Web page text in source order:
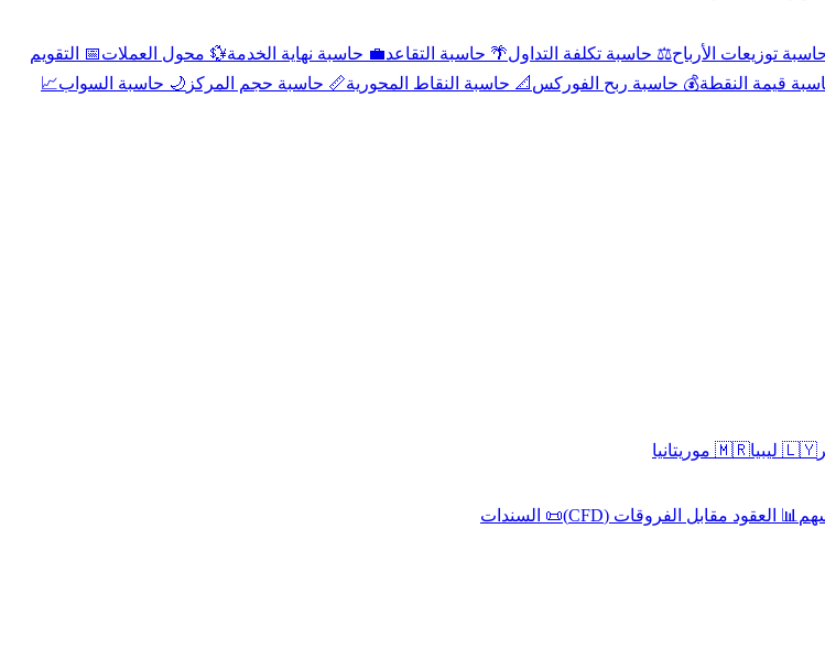
توزيعات الأرباح⚖️ حاسبة تكلفة التداول🌴 حاسبة التقاعد💼 حاسبة نهاية الخدمة💱 محول العملات📅 التقويم
قيمة النقطة💰 حاسبة ربح الفوركس 📐 حاسبة النقاط المحورية📏 حاسبة حجم المركز 🌙 حاسبة السواب📈
🇱🇾 ليبيا
🇲🇷 موريتانيا
📊 العقود مقابل الفروقات (CFD)
📜 السندات